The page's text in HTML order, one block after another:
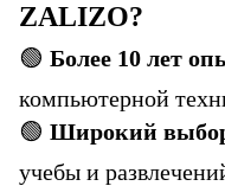
ZALIZO?
🟢 Более 10 лет
компьютерной
🟢 Широкий
учебы и